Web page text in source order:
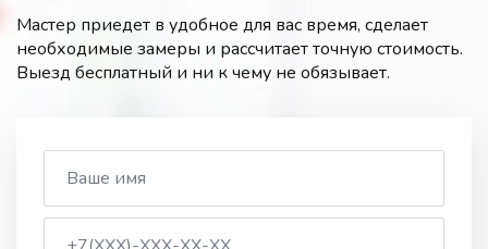
Мастер приедет в удобное для вас время, сделает
необходимые замеры и рассчитает точную стоимость.
Выезд бесплатный и ни к чему не обязывает.